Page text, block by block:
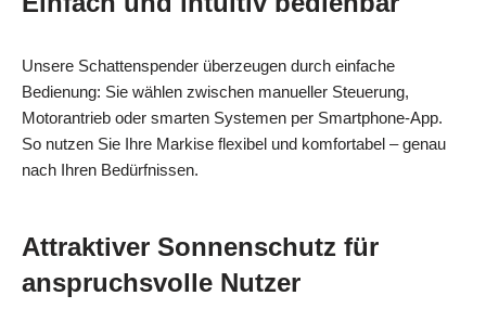
Unsere Schattenspender überzeugen durch einfache
Bedienung: Sie wählen zwischen manueller Steuerung,
Motorantrieb oder smarten Systemen per Smartphone‑App.
So nutzen Sie Ihre Markise flexibel und komfortabel – genau
nach Ihren Bedürfnissen.
Attraktiver Sonnenschutz für
anspruchsvolle Nutzer